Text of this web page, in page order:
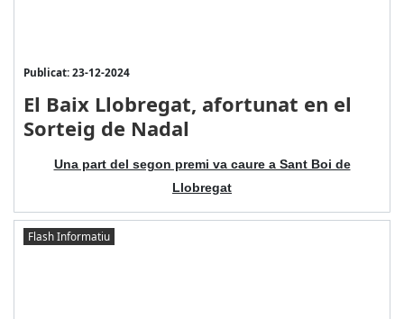
Publicat: 23-12-2024
El Baix Llobregat, afortunat en el
Sorteig de Nadal
Una part del segon premi va caure a Sant Boi de
Llobregat
Flash Informatiu